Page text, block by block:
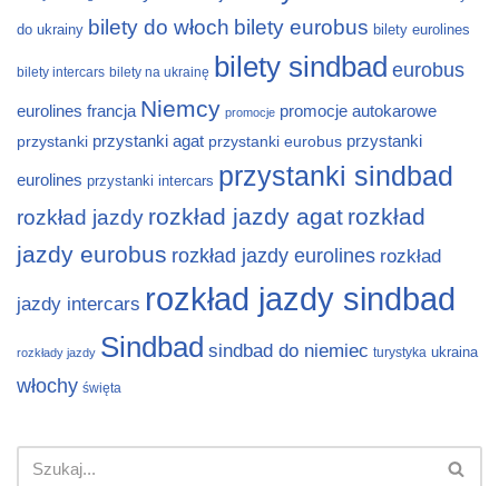
do ukrainy bilety do włoch bilety eurobus bilety eurolines
bilety intercars bilety na ukrainę bilety sindbad eurobus
eurolines francja Niemcy promocje promocje autokarowe
przystanki przystanki agat przystanki eurobus przystanki
eurolines przystanki intercars przystanki sindbad
rozkład jazdy rozkład jazdy agat rozkład
jazdy eurobus rozkład jazdy eurolines rozkład
jazdy intercars rozkład jazdy sindbad
rozkłady jazdy Sindbad sindbad do niemiec turystyka ukraina
włochy święta